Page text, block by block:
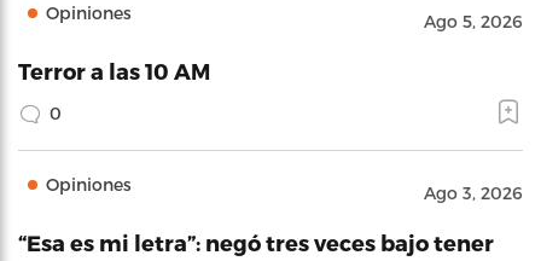
Opiniones Ago 5, 2026
Terror a las 10 AM
0
Opiniones Ago 3, 2026
“Esa es mi letra”: negó tres veces bajo tener